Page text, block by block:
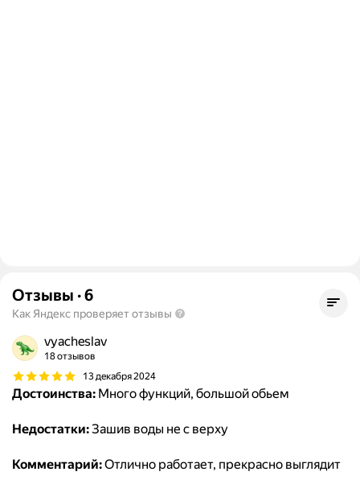
Отзывы ·6
Как Яндекс проверяет отзывы
vyacheslav
18 отзывов
13 декабря 2024
Достоинства: Много функций, большой обьем
Недостатки:Зашив воды не с верху
Комментарий:Отлично работает, прекрасно выглядит